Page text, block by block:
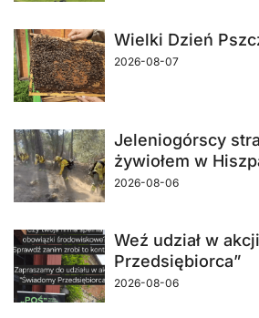
Wielki Dzień
2026-08-07
Jeleniogórscy
żywiołem w
2026-08-06
Weź udział w
Przedsiębiorca”
2026-08-06